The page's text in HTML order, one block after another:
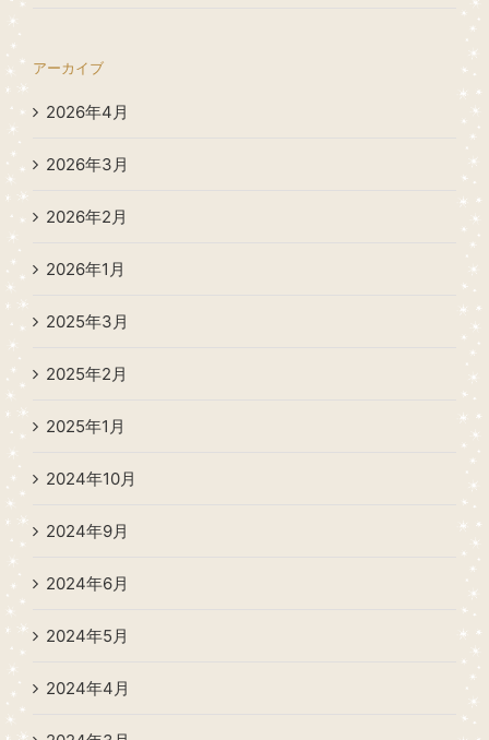
アーカイブ
2026年4月
2026年3月
2026年2月
2026年1月
2025年3月
2025年2月
2025年1月
2024年10月
2024年9月
2024年6月
2024年5月
2024年4月